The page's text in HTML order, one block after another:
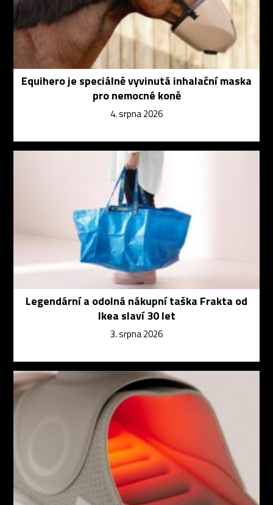
Equihero je speciálně vyvinutá inhalační maska
pro nemocné koně
4. srpna 2026
Legendární a odolná nákupní taška Frakta od
Ikea slaví 30 let
3. srpna 2026